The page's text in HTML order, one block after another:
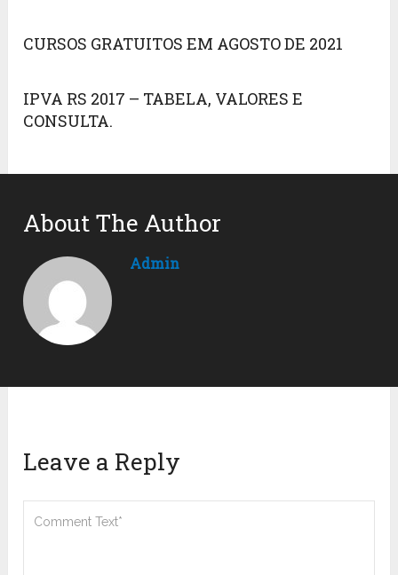
CURSOS GRATUITOS EM AGOSTO DE 2021
IPVA RS 2017 – TABELA, VALORES E
CONSULTA.
About The Author
Admin
Leave a Reply